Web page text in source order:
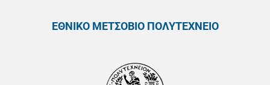
ΕΘΝΙΚΟ ΜΕΤΣΟΒΙΟ ΠΟΛΥΤΕΧΝΕΙΟ